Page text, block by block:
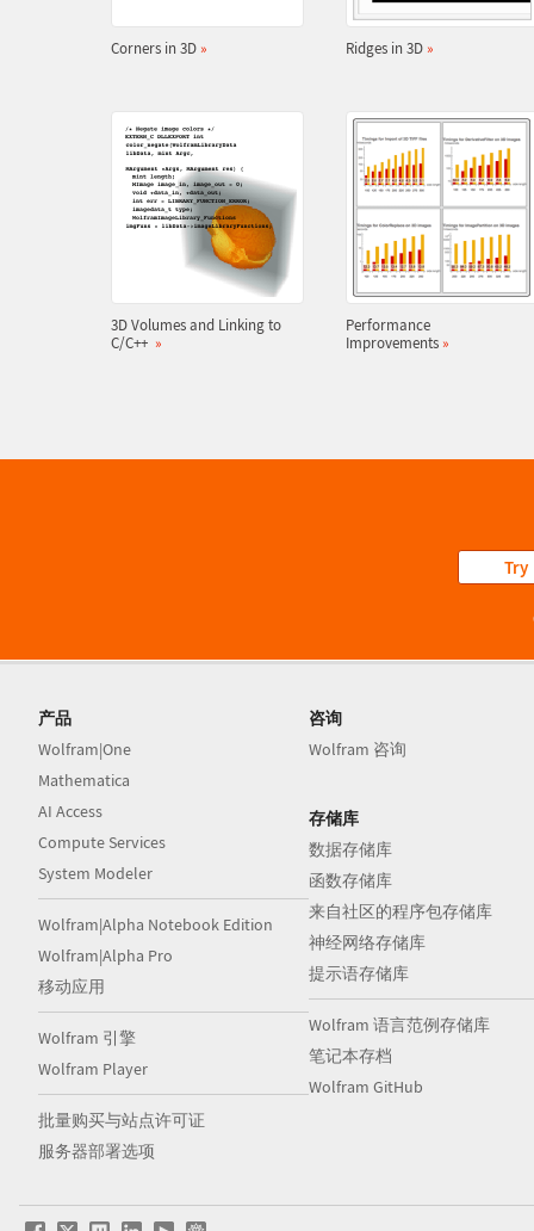
Corners in 3D » Ridges in 3D »
3D Volumes and Linking to
C/C++ »
Performance
Improvements »
Try
产品
Wolfram|One
Mathematica
AI Access
Compute Services
System Modeler
Wolfram|Alpha Notebook Edition
Wolfram|Alpha Pro
移动应用
Wolfram 引擎
Wolfram Player
批量购买与站点许可证
服务器部署选项
咨询
Wolfram 咨询
存储库
数据存储库
函数存储库
来自社区的程序包存储库
神经网络存储库
提示语存储库
Wolfram 语言范例存储库
笔记本存档
Wolfram GitHub